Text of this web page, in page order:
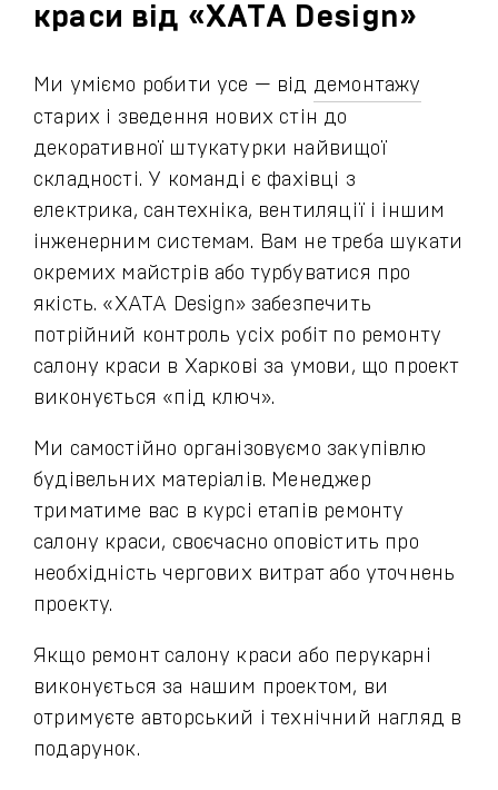
краси від «ХАТА Design»
Ми уміємо робити усе — від демонтажу
старих і зведення нових стін до
декоративної штукатурки найвищої
складності. У команді є фахівці з
електрика, сантехніка, вентиляції і іншим
інженерним системам. Вам не треба шукати
окремих майстрів або турбуватися про
якість. «ХАТА Design» забезпечить
потрійний контроль усіх робіт по ремонту
салону краси в Харкові за умови, що проект
виконується «під ключ».
Ми самостійно організовуємо закупівлю
будівельних матеріалів. Менеджер
триматиме вас в курсі етапів ремонту
салону краси, своєчасно оповістить про
необхідність чергових витрат або уточнень
проекту.
Якщо ремонт салону краси або перукарні
виконується за нашим проектом, ви
отримуєте авторський і технічний нагляд в
подарунок.